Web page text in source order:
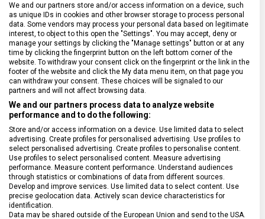
SPECIFIKACE PRODUKTU
DRUH ZBOŽÍ Cestovní vybavení
ZÁRUKA 1 + 10 let
HMOTNOST 1 600 g
TYP ZAVAZADLA Batoh
VELIKOST
We and our partners store and/or access information on a device, such
as unique IDs in cookies and other browser storage to process personal
data. Some vendors may process your personal data based on legitimate
interest, to object to this open the "Settings". You may accept, deny or
manage your settings by clicking the "Manage settings" button or at any
time by clicking the fingerprint button on the left bottom corner of the
website. To withdraw your consent click on the fingerprint or the link in the
footer of the website and click the My data menu item, on that page you
can withdraw your consent. These choices will be signaled to our
partners and will not affect browsing data.
We and our partners process data to analyze website
performance and to do the following:
Store and/or access information on a device. Use limited data to select
advertising. Create profiles for personalised advertising. Use profiles to
select personalised advertising. Create profiles to personalise content.
Use profiles to select personalised content. Measure advertising
performance. Measure content performance. Understand audiences
through statistics or combinations of data from different sources.
Develop and improve services. Use limited data to select content. Use
precise geolocation data. Actively scan device characteristics for
identification.
Data may be shared outside of the European Union and send to the USA.